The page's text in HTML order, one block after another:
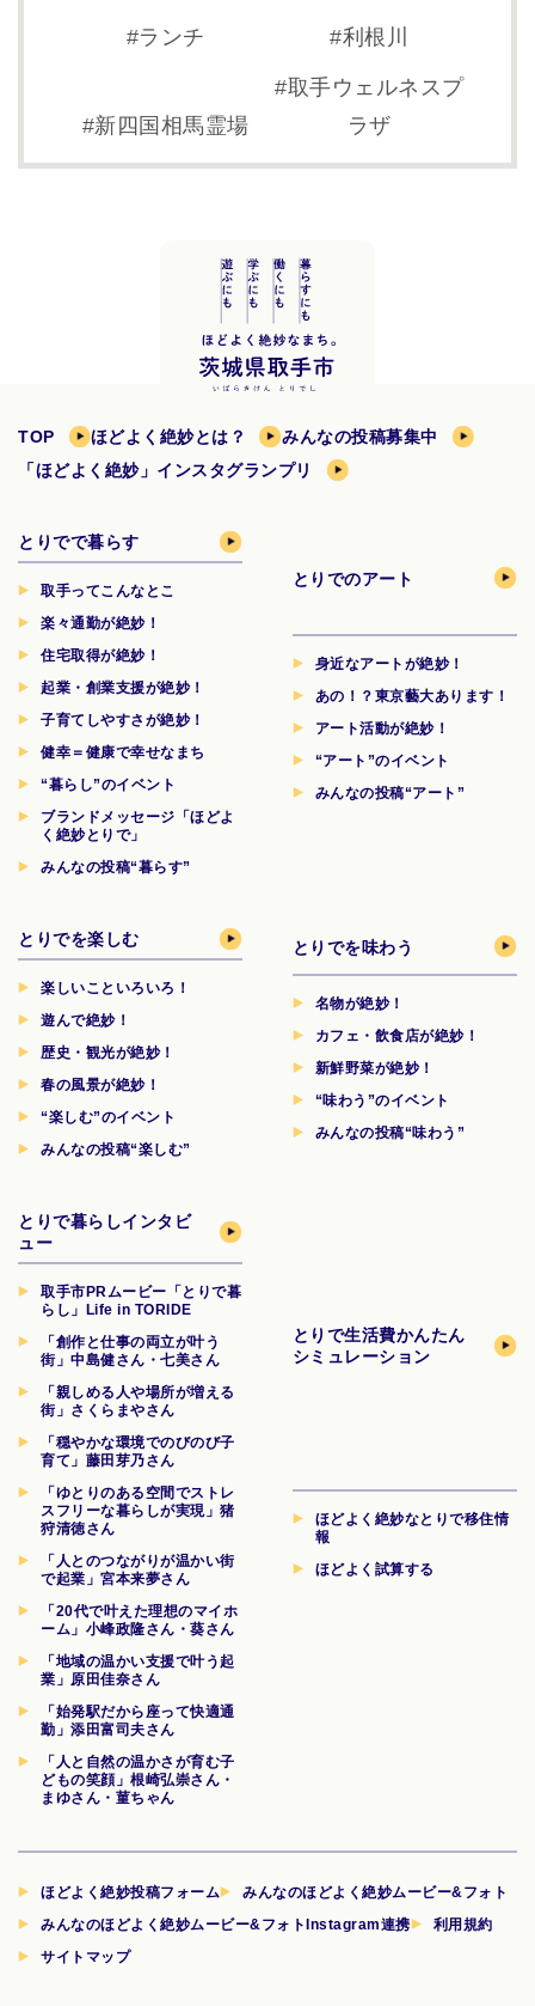
ランチ 利根川
新四国相馬霊場
取手ウェルネスプ
ラザ
TOP ほどよく絶妙とは？
みんなの投稿募集中
「ほどよく絶妙」インスタグランプリ
とりでで暮らす
取手ってこんなとこ
楽々通勤が絶妙！
住宅取得が絶妙！
起業・創業支援が絶妙！
子育てしやすさが絶妙！
健幸＝健康で幸せなまち
“暮らし”のイベント
ブランドメッセージ「ほどよ
く絶妙とりで」
みんなの投稿“暮らす”
とりでのアート
身近なアートが絶妙！
あの！？東京藝大あります！
アート活動が絶妙！
“アート”のイベント
みんなの投稿“アート”
とりでを楽しむ
楽しいこといろいろ！
遊んで絶妙！
歴史・観光が絶妙！
春の風景が絶妙！
“楽しむ”のイベント
みんなの投稿“楽しむ”
とりでを味わう
名物が絶妙！
カフェ・飲食店が絶妙！
新鮮野菜が絶妙！
“味わう”のイベント
みんなの投稿“味わう”
とりで暮らしインタビ
ュー
取手市PRムービー「とりで暮
らし」Life in TORIDE
「創作と仕事の両立が叶う
街」中島健さん・七美さん
「親しめる人や場所が増える
街」さくらまやさん
「穏やかな環境でのびのび子
育て」藤田芽乃さん
「ゆとりのある空間でストレ
スフリーな暮らしが実現」猪
狩清徳さん
「人とのつながりが温かい街
で起業」宮本来夢さん
「20代で叶えた理想のマイホ
ーム」小峰政隆さん・葵さん
「地域の温かい支援で叶う起
業」原田佳奈さん
「始発駅だから座って快適通
勤」添田富司夫さん
「人と自然の温かさが育む子
どもの笑顔」根崎弘崇さん・
まゆさん・菫ちゃん
とりで生活費かんたん
シミュレーション
ほどよく絶妙なとりで移住情
報
ほどよく試算する
ほどよく絶妙投稿フォーム
みんなのほどよく絶妙ムービー&フォト
みんなのほどよく絶妙ムービー&フォトInstagram連携
利用規約
サイトマップ